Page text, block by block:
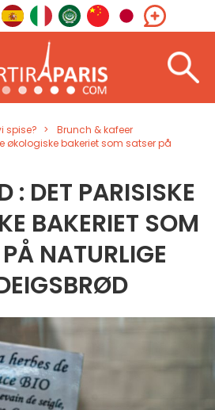
spise?
Brunch & kafeer
økologiske bakeriet som satser på
: DET PARISISKE
BAKERIET SOM
NATURLIGE